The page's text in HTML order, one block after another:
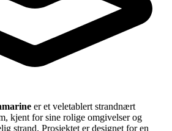
er et veletablert strandnært
kjent for sine rolige omgivelser og
strand. Prosjektet er designet for en